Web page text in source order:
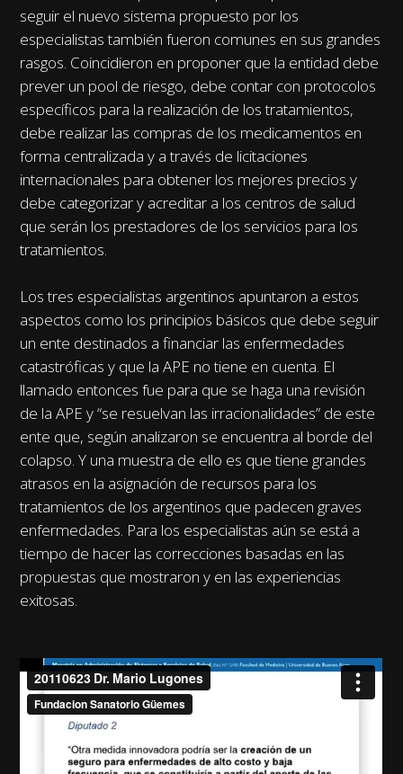
seguir el nuevo sistema propuesto por los
especialistas también fueron comunes en sus grandes
rasgos. Coincidieron en proponer que la entidad debe
prever un pool de riesgo, debe contar con protocolos
específicos para la realización de los tratamientos,
debe realizar las compras de los medicamentos en
forma centralizada y a través de licitaciones
internacionales para obtener los mejores precios y
debe categorizar y acreditar a los centros de salud
que serán los prestadores de los servicios para los
tratamientos.
Los tres especialistas argentinos apuntaron a estos
aspectos como los principios básicos que debe seguir
un ente destinados a financiar las enfermedades
catastróficas y que la APE no tiene en cuenta. El
llamado entonces fue para que se haga una revisión
de la APE y “se resuelvan las irracionalidades” de este
ente que, según analizaron se encuentra al borde del
colapso. Y una muestra de ello es que tiene grandes
atrasos en la asignación de recursos para los
tratamientos de los argentinos que padecen graves
enfermedades. Para los especialistas aún se está a
tiempo de hacer las correcciones basadas en las
propuestas que mostraron y en las experiencias
exitosas.